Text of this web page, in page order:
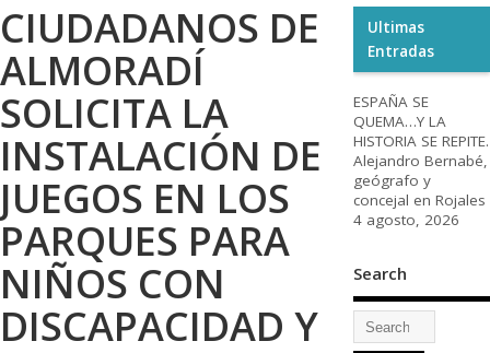
CIUDADANOS DE
ALMORADÍ
SOLICITA LA
INSTALACIÓN DE
JUEGOS EN LOS
PARQUES PARA
NIÑOS CON
DISCAPACIDAD Y
Ultimas
Entradas
ESPAÑA SE
QUEMA…Y LA
HISTORIA SE REPITE.
Alejandro Bernabé,
geógrafo y
concejal en Rojales
4 agosto, 2026
Search